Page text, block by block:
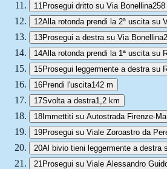
11 Prosegui dritto su Via Bonellina258
12Alla rotonda prendi la 2ª uscita su
13Prosegui a destra su Via Bonellina
14Alla rotonda prendi la 1ª uscita su
15Prosegui leggermente a destra su
16Prendi l'uscita142 m
17Svolta a destra1,2 km
18Immettiti su Autostrada Firenze-
19Prosegui su Viale Zoroastro da
20Al bivio tieni leggermente a destra
21 Prosegui su Viale Alessandro